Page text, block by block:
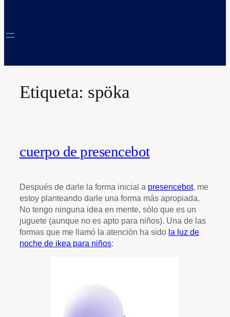
Etiqueta: spöka
cuerpo de presencebot
Después de darle la forma inicial a presencebot, me
estoy planteando darle una forma más apropiada.
No tengo ninguna idea en mente, sólo que es un
juguete (aunque no es apto para niños). Una de las
formas que me llamó la atención ha sido la luz de
noche de ikea para niños: